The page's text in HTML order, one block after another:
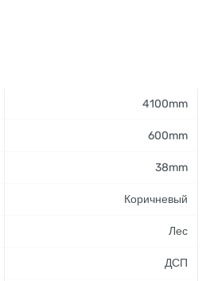
4100mm
600mm
38mm
Коричневый
Лес
ДСП